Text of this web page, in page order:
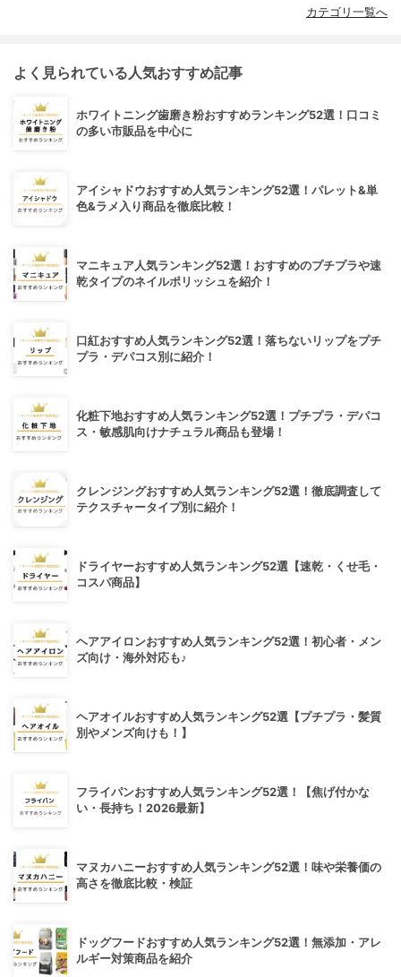
カテゴリ一覧へ
よく見られている人気おすすめ記事
ホワイトニング歯磨き粉おすすめランキング52選！口コミ
の多い市販品を中心に
アイシャドウおすすめ人気ランキング52選！パレット&単
色&ラメ入り商品を徹底比較！
マニキュア人気ランキング52選！おすすめのプチプラや速
乾タイプのネイルポリッシュを紹介！
口紅おすすめ人気ランキング52選！落ちないリップをプチ
プラ・デパコス別に紹介！
化粧下地おすすめ人気ランキング52選！プチプラ・デパコ
ス・敏感肌向けナチュラル商品も登場！
クレンジングおすすめ人気ランキング52選！徹底調査して
テクスチャータイプ別に紹介！
ドライヤーおすすめ人気ランキング52選【速乾・くせ毛・
コスパ商品】
ヘアアイロンおすすめ人気ランキング52選！初心者・メン
ズ向け・海外対応も♪
ヘアオイルおすすめ人気ランキング52選【プチプラ・髪質
別やメンズ向けも！】
フライパンおすすめ人気ランキング52選！【焦げ付かな
い・長持ち！2026最新】
マヌカハニーおすすめ人気ランキング52選！味や栄養価の
高さを徹底比較・検証
ドッグフードおすすめ人気ランキング52選！無添加・アレ
ルギー対策商品を紹介